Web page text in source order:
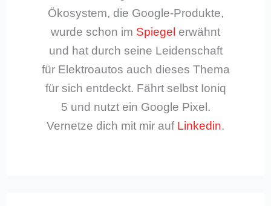
Ökosystem, die Google-Produkte,
wurde schon im Spiegel erwähnt
und hat durch seine Leidenschaft
für Elektroautos auch dieses Thema
für sich entdeckt. Fährt selbst Ioniq
5 und nutzt ein Google Pixel.
Vernetze dich mit mir auf Linkedin.